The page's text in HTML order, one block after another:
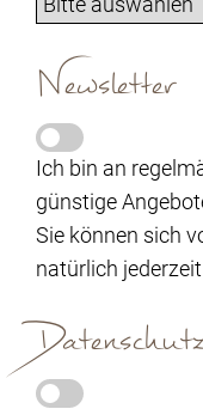
Newsletter
Ich bin an
günstige
Sie können sich
natürlich